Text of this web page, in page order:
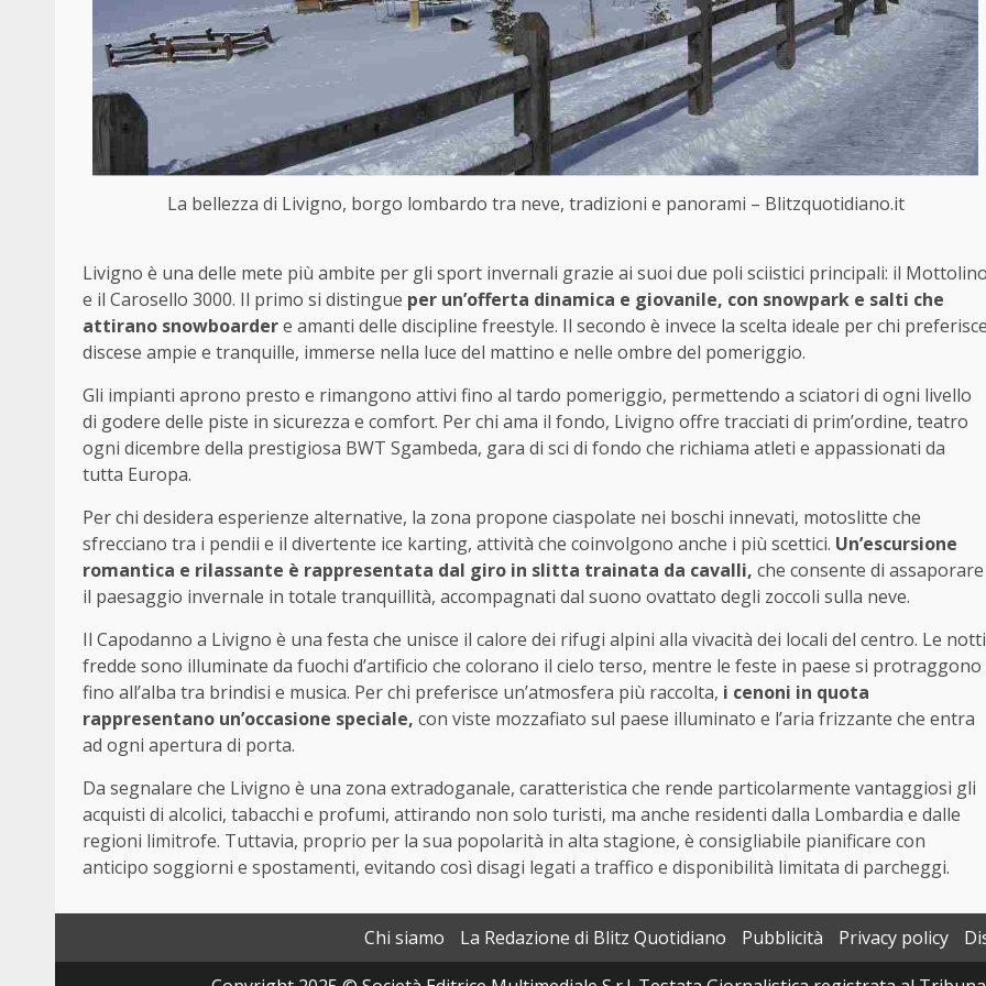
La bellezza di Livigno, borgo lombardo tra neve, tradizioni e panorami – Blitzquotidiano.it
Livigno è una delle mete più ambite per gli sport invernali grazie ai suoi due poli sciistici principali: il
e il Carosello 3000. Il primo si distingue per un’offerta dinamica e giovanile, con snowpark e salti che
attirano snowboardere amanti delle discipline freestyle. Il secondo è invece la scelta ideale per chi
discese ampie e tranquille, immerse nella luce del mattino e nelle ombre del pomeriggio.
Gli impianti aprono presto e rimangono attivi fino al tardo pomeriggio, permettendo a sciatori di ogni livello
di godere delle piste in sicurezza e comfort. Per chi ama il fondo, Livigno offre tracciati di prim’ordine, teatro
ogni dicembre della prestigiosa BWT Sgambeda, gara di sci di fondo che richiama atleti e appassionati da
tutta Europa.
Per chi desidera esperienze alternative, la zona propone ciaspolate nei boschi innevati, motoslitte che
sfrecciano tra i pendii e il divertente ice karting, attività che coinvolgono anche i più scettici. Un’escursione
romantica e rilassante è rappresentata dal giro in slitta trainata da cavalli, che consente di assaporare
il paesaggio invernale in totale tranquillità, accompagnati dal suono ovattato degli zoccoli sulla neve.
Il Capodanno a Livigno è una festa che unisce il calore dei rifugi alpini alla vivacità dei locali del centro. Le notti
fredde sono illuminate da fuochi d’artificio che colorano il cielo terso, mentre le feste in paese si protraggono
fino all’alba tra brindisi e musica. Per chi preferisce un’atmosfera più raccolta, i cenoni in quota
rappresentano un’occasione speciale, con viste mozzafiato sul paese illuminato e l’aria frizzante che entra
ad ogni apertura di porta.
Da segnalare che Livigno è una zona extradoganale, caratteristica che rende particolarmente vantaggiosi gli
acquisti di alcolici, tabacchi e profumi, attirando non solo turisti, ma anche residenti dalla Lombardia e dalle
regioni limitrofe. Tuttavia, proprio per la sua popolarità in alta stagione, è consigliabile pianificare con
anticipo soggiorni e spostamenti, evitando così disagi legati a traffico e disponibilità limitata di parcheggi.
Chi siamo La Redazione di Blitz Quotidiano Pubblicità Privacy policy